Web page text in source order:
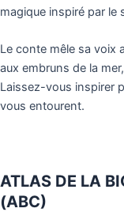
magique inspiré par le
Le conte mêle sa voix
aux embruns de la
Laissez-vous inspirer
vous entourent.
ATLAS DE LA
(ABC)